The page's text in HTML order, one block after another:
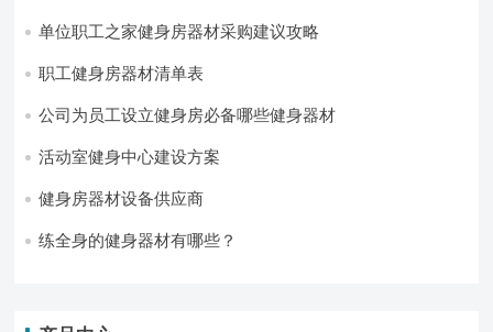
单位职工之家健身房器材采购建议攻略
职工健身房器材清单表
公司为员工设立健身房必备哪些健身器材
活动室健身中心建设方案
健身房器材设备供应商
练全身的健身器材有哪些？